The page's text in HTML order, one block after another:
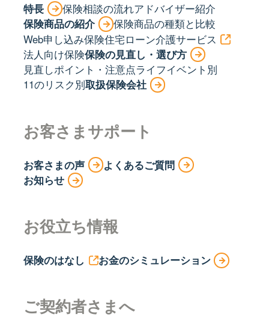
特長 保険相談の流れアドバイザー紹介
保険商品の紹介
保険商品の種類と比較
Web申し込み保険住宅ローン介護サービス
法人向け保険保険の見直し・選び方
見直しポイント・注意点ライフイベント別
11のリスク別取扱保険会社
お客さまサポート
お客さまの声
よくあるご質問
お知らせ
お役立ち情報
保険のはなし お金のシミュレーション
ご契約者さまへ